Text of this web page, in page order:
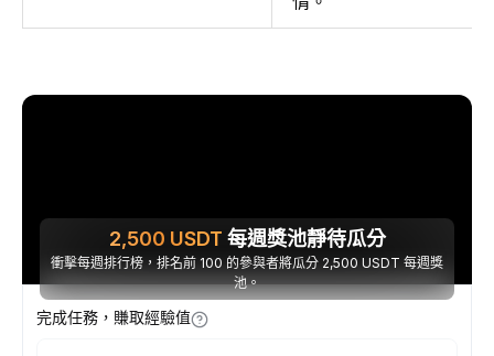
2,500 USDT 每週獎池靜待瓜分
衝擊每週排行榜，排名前 100 的參與者將瓜分 2,500 USDT 每週獎
池。
完成任務，賺取經驗值